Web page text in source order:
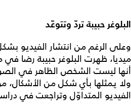
البلوغر حبيبة تردّ وتتوعّد
وعلى الرغم من انتشار الفيديو
ميديا، ظهرت البلوغر حبيبة رضا
أنها ليست الشخص الظاهر في
ولا يمثلها بأي شكل من الأشكال،
الفيديو المتداوّل وتراجعت في